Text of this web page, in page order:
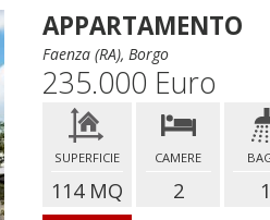
APPARTAMENTO
Faenza (RA), Borgo
235.000 Euro
SUPERFICIE
114 MQ
CAMERE
2 1